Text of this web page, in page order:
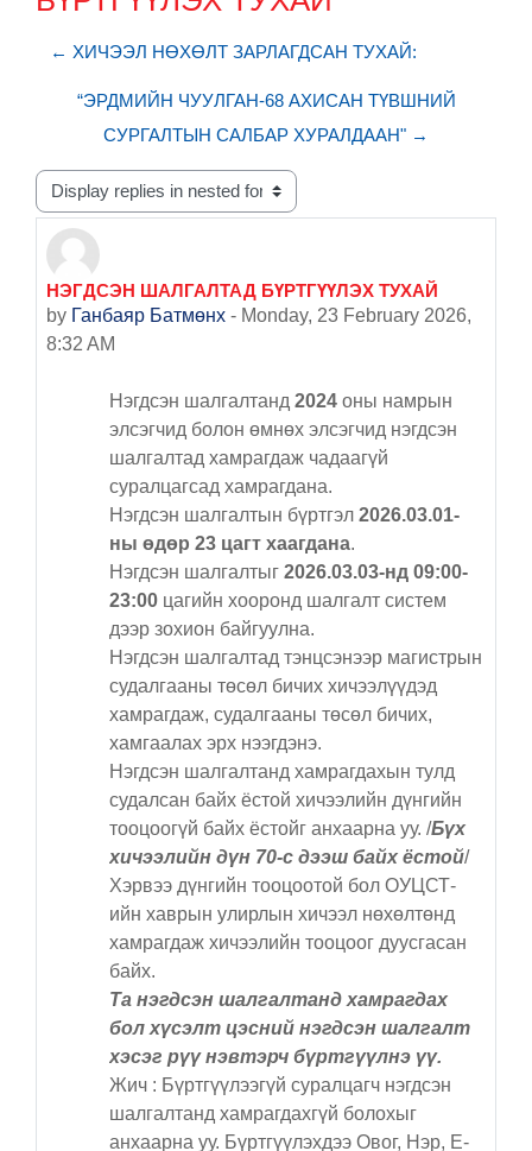
← ХИЧЭЭЛ НӨХӨЛТ ЗАРЛАГДСАН ТУХАЙ:
“ЭРДМИЙН ЧУУЛГАН-68 АХИСАН ТҮВШНИЙ
СУРГАЛТЫН САЛБАР ХУРАЛДААН" →
Display mode
НЭГДСЭН ШАЛГАЛТАД БҮРТГҮҮЛЭХ ТУХАЙ
by Ганбаяр Батмөнх - Monday, 23 February 2026,
8:32 AM
Number of replies: 0
Нэгдсэн шалгалтанд 2024 оны намрын
элсэгчид болон өмнөх элсэгчид нэгдсэн
шалгалтад хамрагдаж чадаагүй
суралцагсад хамрагдана.
Нэгдсэн шалгалтын бүртгэл 2026.03.01-
ны өдөр 23 цагт хаагдана.
Нэгдсэн шалгалтыг 2026.03.03-нд 09:00-
23:00 цагийн хооронд шалгалт систем
дээр зохион байгуулна.
Нэгдсэн шалгалтад тэнцсэнээр магистрын
судалгааны төсөл бичих хичээлүүдэд
хамрагдаж, судалгааны төсөл бичих,
хамгаалах эрх нээгдэнэ.
Нэгдсэн шалгалтанд хамрагдахын тулд
судалсан байх ёстой хичээлийн дүнгийн
тооцоогүй байх ёстойг анхаарна уу. /Бүх
хичээлийн дүн 70-с дээш байх ёстой/
Хэрвээ дүнгийн тооцоотой бол ОУЦСТ-
ийн хаврын улирлын хичээл нөхөлтөнд
хамрагдаж хичээлийн тооцоог дуусгасан
байх.
Та нэгдсэн шалгалтанд хамрагдах
бол хүсэлт цэсний нэгдсэн шалгалт
хэсэг рүү нэвтэрч бүртгүүлнэ үү.
Жич : Бүртгүүлээгүй суралцагч нэгдсэн
шалгалтанд хамрагдахгүй болохыг
анхаарна уу. Бүртгүүлэхдээ Овог, Нэр, E-